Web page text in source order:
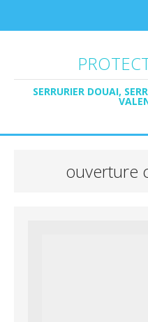
SERRURIER DOUAI,
ouverture